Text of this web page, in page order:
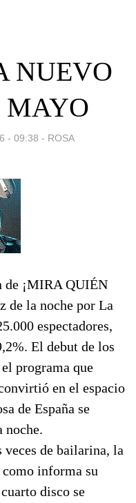
NUEVO
MAYO
- 09:38 - ROSA
de ¡MIRA QUIÉN
de la noche por La
espectadores,
El debut de los
programa que
en el espacio
de España se
noche.
veces de bailarina, la
informa su
disco se